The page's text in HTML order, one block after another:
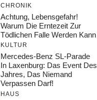
CHRONIK
Achtung, Lebensgefahr!
Warum Die Erntezeit Zur
Tödlichen Falle Werden Kann
KULTUR
Mercedes-Benz SL-Parade
In Laxenburg: Das Event Des
Jahres, Das Niemand
Verpassen Darf!
HAUS